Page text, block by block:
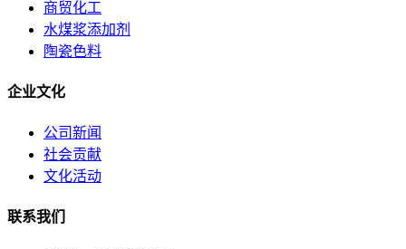
商贸化工
水煤浆添加剂
陶瓷色料
企业文化
公司新闻
社会贡献
文化活动
联系我们